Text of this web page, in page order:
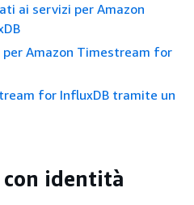
ai servizi per Amazon
Amazon Timestream for
for InfluxDB tramite un
identità